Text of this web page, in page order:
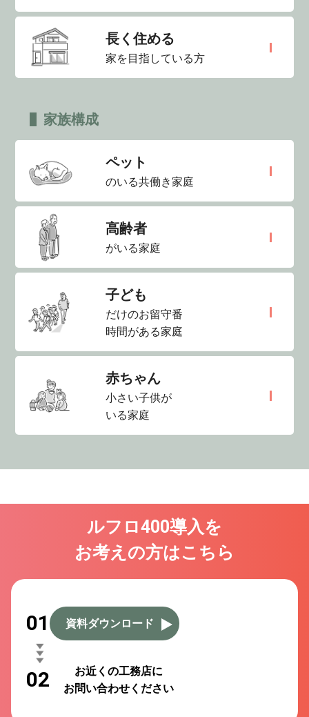
長く住める
家を目指している方
家族構成
ペット
のいる共働き家庭
高齢者
がいる家庭
子ども
だけのお留守番
時間がある家庭
赤ちゃん
小さい子供が
いる家庭
ルフロ400導入を
お考えの方はこちら
01 資料ダウンロード
02
お近くの工務店に
お問い合わせください